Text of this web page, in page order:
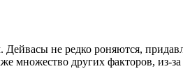
Дейвасы не редко роняются,
множество других факторов, из-